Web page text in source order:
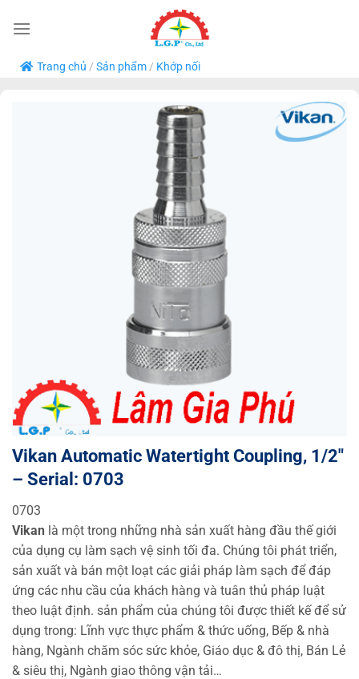
qua
dung
Trang chủ / Sản phẩm/ Khớp nối
Vikan Automatic Watertight Coupling, 1/2″
– Serial: 0703
0703
Vikan là một trong những nhà sản xuất hàng đầu thế giới
của dụng cụ làm sạch vệ sinh tối đa. Chúng tôi phát triển,
sản xuất và bán một loạt các giải pháp làm sạch để đáp
ứng các nhu cầu của khách hàng và tuân thủ pháp luật
theo luật định. sản phẩm của chúng tôi được thiết kế để sử
dụng trong: Lĩnh vực thực phẩm & thức uống, Bếp & nhà
hàng, Ngành chăm sóc sức khỏe, Giáo dục & đô thị, Bán Lẻ
& siêu thị, Ngành giao thông vận tải…